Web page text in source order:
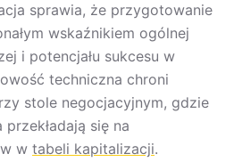
sprawia, że przygotowanie
wskaźnikiem ogólnej
i potencjału sukcesu w
techniczna chroni
stole negocjacyjnym, gdzie
się na
w tabeli kapitalizacji.